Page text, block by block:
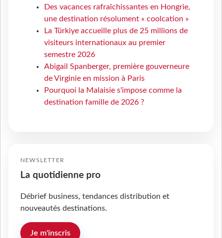
Des vacances rafraîchissantes en Hongrie,
une destination résolument « coolcation »
La Türkiye accueille plus de 25 millions de
visiteurs internationaux au premier
semestre 2026
Abigail Spanberger, première gouverneure
de Virginie en mission à Paris
Pourquoi la Malaisie s'impose comme la
destination famille de 2026 ?
NEWSLETTER
La quotidienne pro
Débrief business, tendances distribution et
nouveautés destinations.
Je m'inscris